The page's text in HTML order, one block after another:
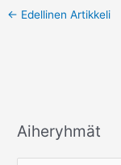
← Edellinen Artikkeli
Aiheryhmät
A